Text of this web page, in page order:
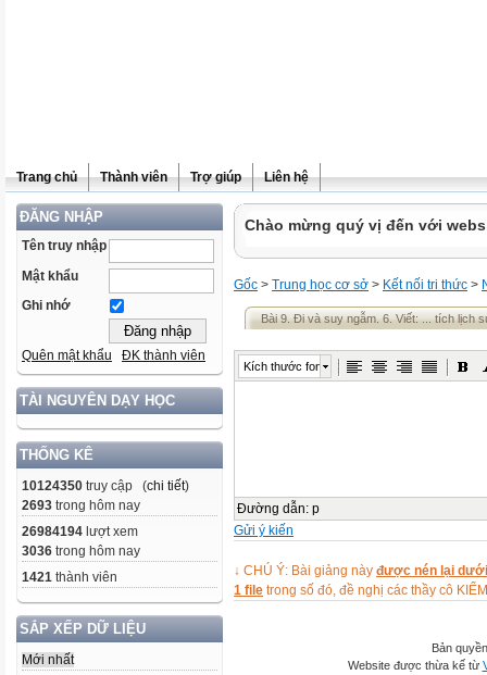
Trang chủ Thành viên Trợ giúp Liên hệ
ĐĂNG NHẬP
Tên truy nhập
Mật khẩu
Ghi nhớ
Quên mật khẩu ĐK thành viên
TÀI NGUYÊN DẠY HỌC
THỐNG KÊ
10124350 truy cập (chi tiết)
2693 trong hôm nay
26984194 lượt xem
3036 trong hôm nay
1421 thành viên
SẮP XẾP DỮ LIỆU
Mới nhất
Chào mừng quý vị đến với
Gốc > Trung học cơ sở > Kết nối tri thức >
Bài 9. Đi và suy ngẫm. 6. Viết: ... tích lịch
Kích thước font
Đường dẫn: p
Gửi ý kiến
↓ CHÚ Ý: Bài giảng này được nén lại
1 file trong số đó, đề nghị các thầy cô
Bản
Website được thừa kế từ